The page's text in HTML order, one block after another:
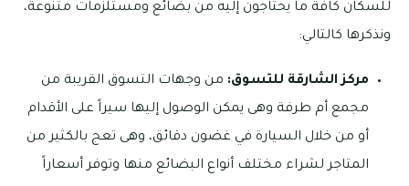
للسكان كافة ما يحتاجون إليه من بضائع ومستلزمات متنوعة،
ونذكرها كالتالي:
مركز الشارقة للتسوق: من وجهات التسوق القريبة من
مجمع أم طرفة وهى يمكن الوصول إليها سيراً على الأقدام
أو من خلال السيارة في غضون دقائق، وهى تعج بالكثير من
المتاجر لشراء مختلف أنواع البضائع منها وتوفر أسعاراً